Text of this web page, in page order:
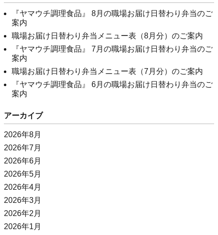
『ヤマウチ調理食品』 8月の職場お届け日替わり弁当のご
案内
職場お届け日替わり弁当メニュー表（8月分）のご案内
『ヤマウチ調理食品』 7月の職場お届け日替わり弁当のご
案内
職場お届け日替わり弁当メニュー表（7月分）のご案内
『ヤマウチ調理食品』 6月の職場お届け日替わり弁当のご
案内
アーカイブ
2026年8月
2026年7月
2026年6月
2026年5月
2026年4月
2026年3月
2026年2月
2026年1月